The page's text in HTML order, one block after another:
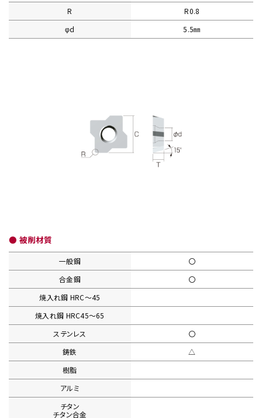
R
R0.8
φd
5.5㎜
● 被削材質
一般鋼
〇
合金鋼
〇
焼入れ鋼 HRC〜45
焼入れ鋼 HRC45〜65
ステンレス
〇
鋳鉄
△
樹脂
アルミ
チタン
チタン合金